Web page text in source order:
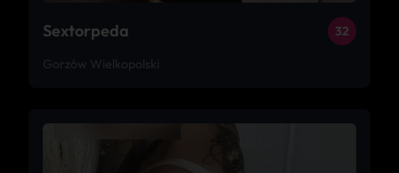
Sextorpeda 32
Gorzów Wielkopolski